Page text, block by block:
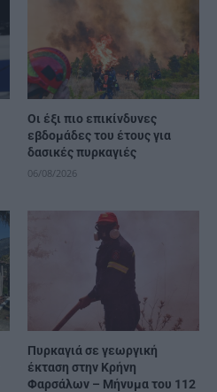
Οι έξι πιο επικίνδυνες
εβδομάδες του έτους για
δασικές πυρκαγιές
06/08/2026
Πυρκαγιά σε γεωργική
έκταση στην Κρήνη
Φαρσάλων – Μήνυμα του 112